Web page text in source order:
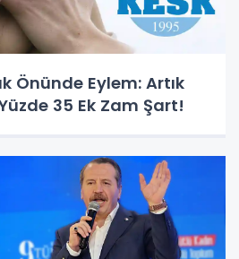
Önünde Eylem: Artık
35 Ek Zam Şart!